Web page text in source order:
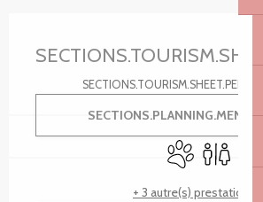
AnimauxToilettes
+ 3 autre(s) prestation(s)